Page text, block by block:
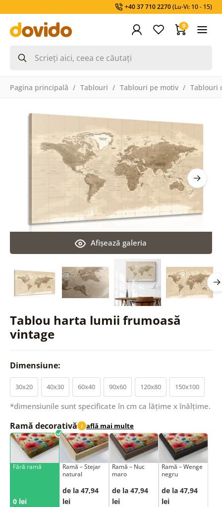
+40 37 710 2270(Lu-Vi: 10 - 15)
0
Pagina principală Tablouri Tablouri pe motiv Tablouri
Tablou harta lumii frumoasă
vintage
Afişează galeria
Dimensiune:
30x20 40x30 60x40 90x60 120x80 150x100
*dimensiunile sunt specificate în cm ca lățime x înălțime.
Ramă decorativă i află mai multe
Fără ramă
0 lei
Ramă – Stejar
natural
de la 47,94
lei
Ramă – Nuc
maro
de la 47,94
lei
Ramă – Wenge
negru
de la 47,94
lei